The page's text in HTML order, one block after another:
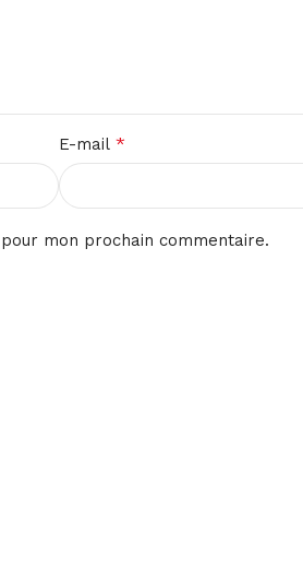
E-mail *
mon prochain commentaire.